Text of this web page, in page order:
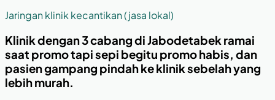
Jaringan klinik kecantikan (jasa lokal)
Klinik dengan 3 cabang di Jabodetabek ramai
saat promo tapi sepi begitu promo habis, dan
pasien gampang pindah ke klinik sebelah yang
lebih murah.